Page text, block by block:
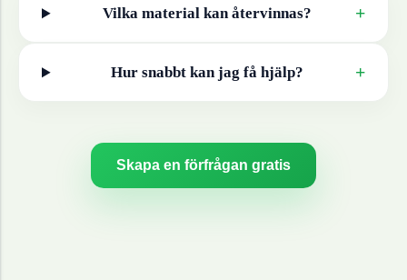
Vilka material kan återvinnas? +
Hur snabbt kan jag få hjälp? +
Skapa en förfrågan gratis